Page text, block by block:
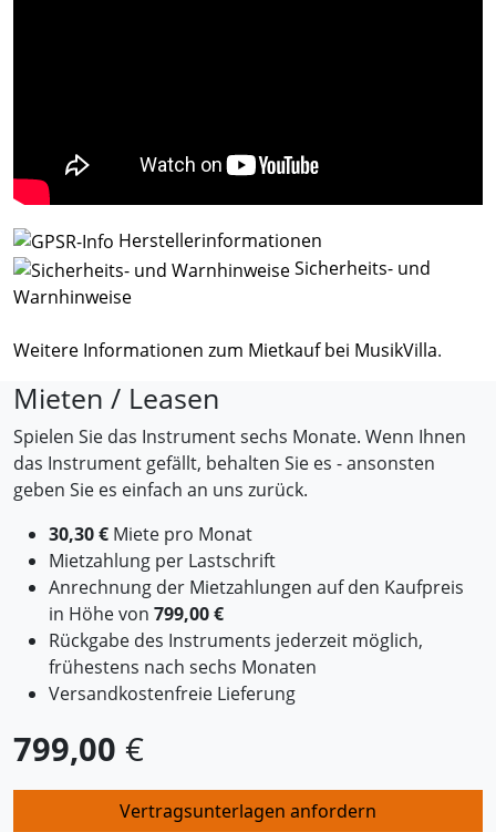
Herstellerinformationen
Sicherheits- und
Warnhinweise
Weitere Informationen zum Mietkauf bei MusikVilla.
Mieten / Leasen
Spielen Sie das Instrument sechs Monate. Wenn Ihnen
das Instrument gefällt, behalten Sie es - ansonsten
geben Sie es einfach an uns zurück.
30,30 € Miete pro Monat
Mietzahlung per Lastschrift
Anrechnung der Mietzahlungen auf den Kaufpreis
in Höhe von 799,00 €
Rückgabe des Instruments jederzeit möglich,
frühestens nach sechs Monaten
Versandkostenfreie Lieferung
799,00 €
Vertragsunterlagen anfordern